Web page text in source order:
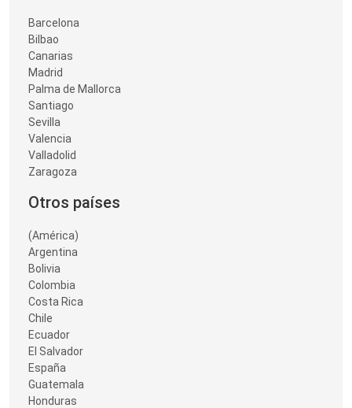
Barcelona
Bilbao
Canarias
Madrid
Palma de Mallorca
Santiago
Sevilla
Valencia
Valladolid
Zaragoza
Otros países
(América)
Argentina
Bolivia
Colombia
Costa Rica
Chile
Ecuador
El Salvador
España
Guatemala
Honduras